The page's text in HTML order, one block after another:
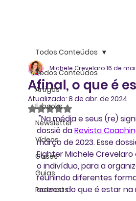
Todos Conteúdos
Artigos
E-books
Newsletter
Vídeos
Cases
Guias
Podcasts
Todos Conteúdos
Afinal, o que é
Michele Crevelaro16 de
Atualizado: 8 de abr. de 2024
Avaliado com NaN de 5
"Na média e seus (re)
dossiê da Revista
março de 2023. Esse
Eighter Michele Crevelaro
o indivíduo, para a
reunindo diferentes
acerca do que é estar na